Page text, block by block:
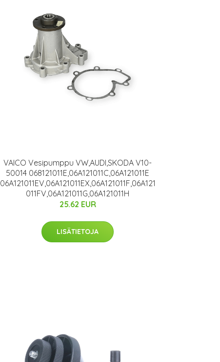
VAICO Vesipumppu VW,AUDI,SKODA V10-
50014 068121011E,06A121011C,06A121011E
06A121011EV,06A121011EX,06A121011F,06A121
011FV,06A121011G,06A121011H
25.62 EUR
LISÄTIETOJA